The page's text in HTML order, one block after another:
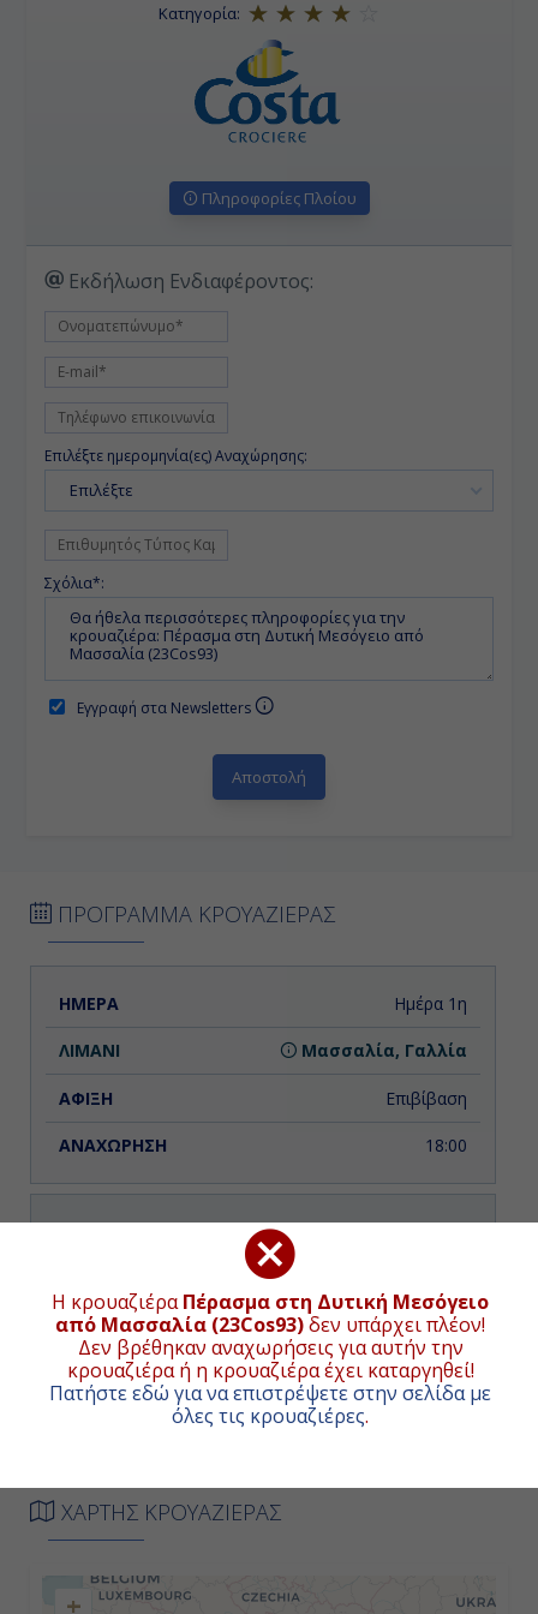
Η κρουαζιέραΠέρασμα στη Δυτική Μεσόγειο
από Μασσαλία (23Cos93)δεν υπάρχει πλέον!
Δεν βρέθηκαν αναχωρήσεις για αυτήν την
κρουαζιέρα ή η κρουαζιέρα έχει καταργηθεί!
Πατήστε εδώ για να επιστρέψετε στην σελίδα με
όλες τις κρουαζιέρες.
Κατηγορία:
Πληροφορίες Πλοίου
Εκδήλωση Ενδιαφέροντος:
Επιλέξτε ημερομηνία(ες) Αναχώρησης:
Επιλέξτε
Σχόλια*:
Εγγραφή στα Newsletters
ΠΡΟΓΡΑΜΜΑ ΚΡΟΥΑΖΙΕΡΑΣ
ΗΜΕΡΑ ΑΝΑΧΩΡΗΣΗ
Ημέρα 1η
Μασσαλία, Γαλλία
Επιβίβαση
18:00
08:00
16:30
Τσιβιταβέκια - Ρώμη, Ιταλία
18:00
ΧΑΡΤΗΣ ΚΡΟΥΑΖΙΕΡΑΣ
+